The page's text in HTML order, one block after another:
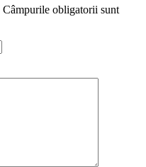
Câmpurile obligatorii sunt